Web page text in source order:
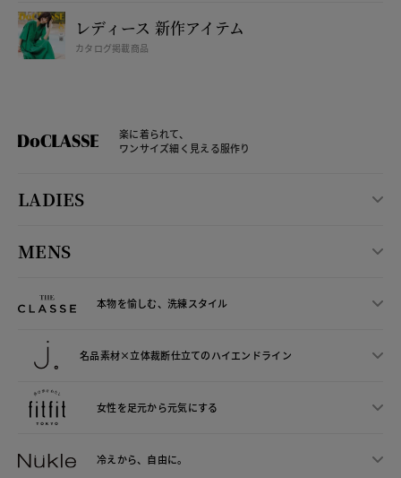
レディース 新作アイテム
カタログ掲載商品
楽に着られて、
ワンサイズ細く見える服作り
LADIES
MENS
本物を愉しむ、洗練スタイル
名品素材×立体裁断仕立てのハイエンドライン
女性を足元から元気にする
冷えから、 自由に。